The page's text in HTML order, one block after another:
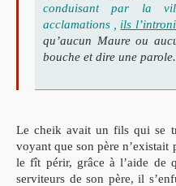
conduisant par la
acclamations , ils
qu’aucun Maure ou
bouche et dire une
Le cheik avait un fils qui se
voyant que son père n’existait
le fît périr, grâce à l’aide de
serviteurs de son père, il